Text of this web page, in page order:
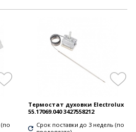
Термостат духовки Electrolux
55.17069.040 3427558212
Срок поставки до 3 недель (по